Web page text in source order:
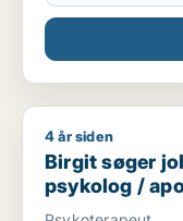
Birgit søger job
4 år siden
Birgit søger
psykolog /